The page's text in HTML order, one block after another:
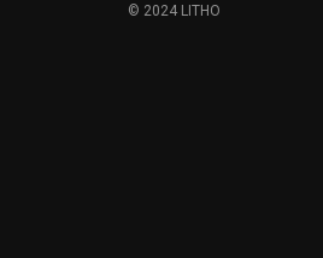
© 2024 LITHO